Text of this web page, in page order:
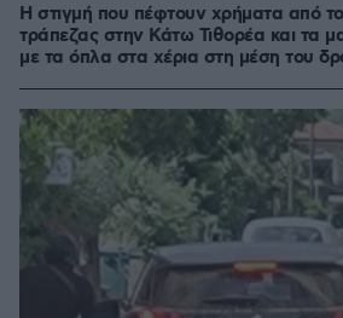
Η στιγμή που πέφτουν χρήματα από
τράπεζας στην Κάτω Τιθορέα και τα
με τα όπλα στα χέρια στη μέση του